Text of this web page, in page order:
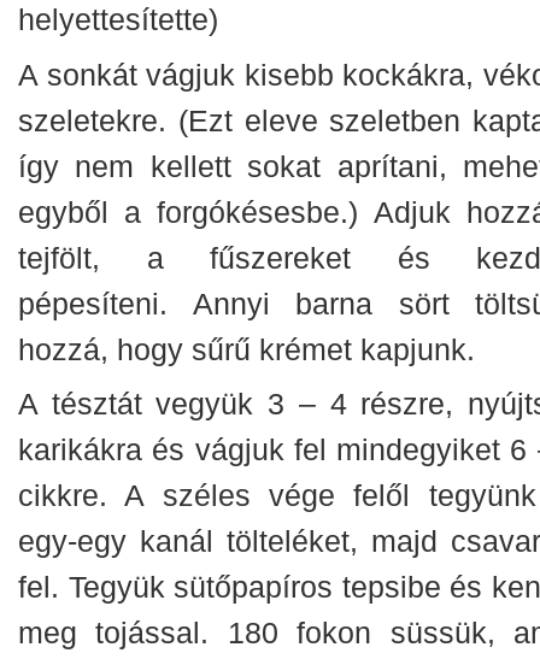
helyettesítette)
A sonkát vágjuk kisebb kockákra,
szeletekre. (Ezt eleve szeletben
így nem kellett sokat aprítani,
egyből a forgókésesbe.) Adjuk
tejfölt, a fűszereket és
pépesíteni. Annyi barna sört
hozzá, hogy sűrű krémet kapjunk.
A tésztát vegyük 3 – 4 részre,
karikákra és vágjuk fel mindegyiket 6
cikkre. A széles vége felől
egy-egy kanál tölteléket, majd
fel. Tegyük sütőpapíros tepsibe és
meg tojással. 180 fokon süssük,